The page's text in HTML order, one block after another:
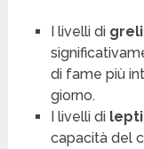
I livelli di
di fame più
giorno.
I livelli di
capacità del